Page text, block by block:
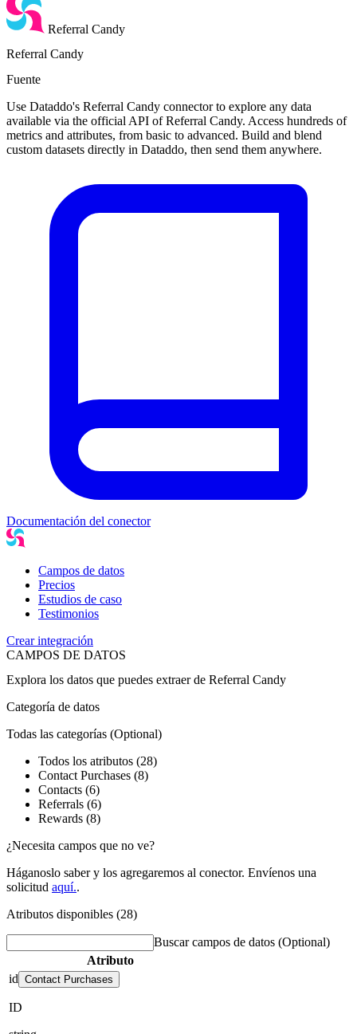
Referral Candy
Referral Candy
Fuente
Use Dataddo's Referral Candy connector to explore any data
available via the official API of Referral Candy. Access hundreds of
metrics and attributes, from basic to advanced. Build and blend
custom datasets directly in Dataddo, then send them anywhere.
Documentación del conector
Campos de datos
Precios
Estudios de caso
Testimonios
Crear integración
CAMPOS DE DATOS
Explora los datos que puedes extraer de Referral Candy
Categoría de datos
Todas las categorías (Optional)
Todos los atributos (28)
Contact Purchases (8)
Contacts (6)
Referrals (6)
Rewards (8)
¿Necesita campos que no ve?
Háganoslo saber y los agregaremos al conector. Envíenos una
solicitud aquí..
Atributos disponibles (28)
Buscar campos de datos (Optional)
Atributo
id Contact Purchases
ID